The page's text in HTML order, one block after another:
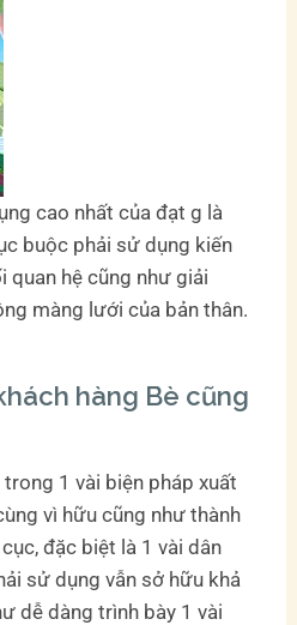
cao nhất của đạt g là
buộc phải sử dụng kiến
hệ cũng như giải
màng lưới của bản thân.
hàng Bè cũng
1 vài biện pháp xuất
vì hữu cũng như thành
đặc biệt là 1 vài dân
sử dụng vẫn sở hữu khả
dễ dàng trình bày 1 vài